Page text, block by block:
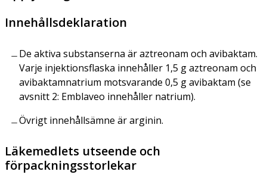
Innehållsdeklaration
De aktiva substanserna är aztreonam och avibaktam.
Varje injektionsflaska innehåller 1,5 g aztreonam och
avibaktamnatrium motsvarande 0,5 g avibaktam (se
avsnitt 2: Emblaveo innehåller natrium).
Övrigt innehållsämne är arginin.
Läkemedlets utseende och
förpackningsstorlekar